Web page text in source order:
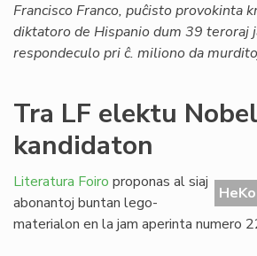
Francisco Franco, puĉisto provokinta
diktatoro de Hispanio dum 39 teroraj
respondeculo pri ĉ. miliono da
Tra LF elektu
kandidaton
Literatura Foiro proponas al siaj
abonantoj buntan lego-
materialon en la jam aperinta numero